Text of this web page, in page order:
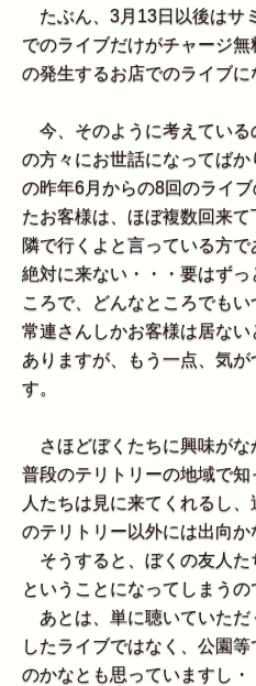
たぶん、3月13日以後はサ
でのライブだけがチャージ
の発生するお店でのライブに
今、そのように考えている
の方々にお世話になってば
の昨年6月からの8回のライ
たお客様は、ほぼ複数回来
隣で行くよと言っている方
絶対に来ない・・・要はず
ころで、どんなところでも
常連さんしかお客様は居な
ありますが、もう一点、気
す。
さほどぼくたちに興味がな
普段のテリトリーの地域で
人たちは見に来てくれるし
のテリトリー以外には出向か
そうすると、ぼくの友人た
ということになってしまうの
あとは、単に聴いていただ
したライブではなく、公園
のかなとも思っていますし・